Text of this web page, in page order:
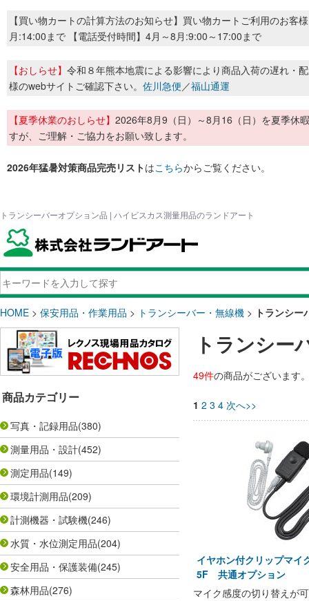
【買い物カートの計算方法のお知らせ】買い物カートご利用のお客
月:14:00まで 【電話受付時間】4月～8月:9:00～17:00まで
【おしらせ】 令和８年熊本地震による影響により商品入荷の遅れ・
様のwebサイトご確認下さい。 佐川急便／福山通運
【夏季休業のおしらせ】 2026年8月9（日）～8月16（日）を夏季休
すが、ご理解・ご協力をお願い致します。
2026年猛暑対策商品完売リストはこちらからご覧ください。
トランシーバーオプション品 | ハイビスカス測量用品のランドアート
HOME > 保安用品・作業用品 > トランシーバー・無線機 > トランシー
商品カテゴリー
写真・記録用品(380)
測量用品・設計(452)
測定用品(149)
環境計測用品(209)
計測機器・試験機(246)
水質・水位測定用品(204)
安全用品・保護装備(245)
森林用品(276)
トランシー
49件の商品がございます
1 2 3 4 次へ>>
イヤホン付クリップマ
5F 共通オプション
マイク感度の切り替えが